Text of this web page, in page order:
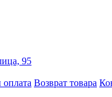
95
оплата Возврат товара